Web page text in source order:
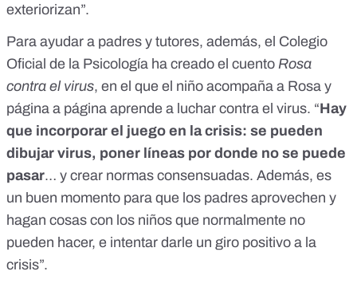
exteriorizan”.
Para ayudar a padres y tutores, además, el Colegio
Oficial de la Psicología ha creado el cuento Rosa
contra el virus, en el que el niño acompaña a Rosa y
página a página aprende a luchar contra el virus. “Hay
que incorporar el juego en la crisis: se pueden
dibujar virus, poner líneas por donde no se puede
pasar… y crear normas consensuadas. Además, es
un buen momento para que los padres aprovechen y
hagan cosas con los niños que normalmente no
pueden hacer, e intentar darle un giro positivo a la
crisis”.